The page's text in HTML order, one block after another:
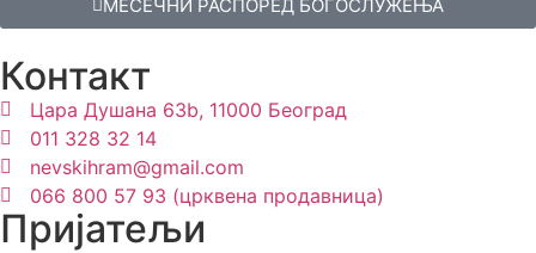
МЕСЕЧНИ РАСПОРЕД БОГОСЛУЖЕЊА
Контакт
Цара Душана 63b, 11000 Београд
011 328 32 14
nevskihram@gmail.com
066 800 57 93 (црквена продавница)
Пријатељи